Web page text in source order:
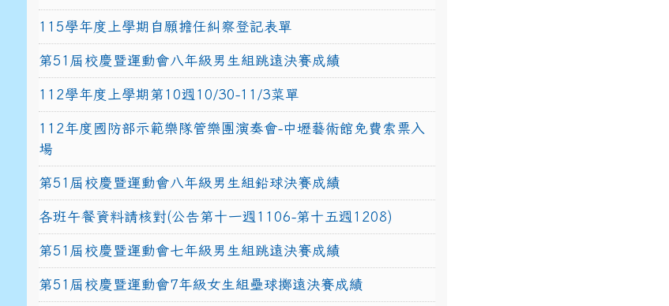
115學年度上學期自願擔任糾察登記表單
第51屆校慶暨運動會八年級男生組跳遠決賽成績
112學年度上學期第10週10/30-11/3菜單
112年度國防部示範樂隊管樂團演奏會-中壢藝術館免費索票入
場
第51屆校慶暨運動會八年級男生組鉛球決賽成績
各班午餐資料請核對(公告第十一週1106-第十五週1208)
第51屆校慶暨運動會七年級男生組跳遠決賽成績
第51屆校慶暨運動會7年級女生組壘球擲遠決賽成績